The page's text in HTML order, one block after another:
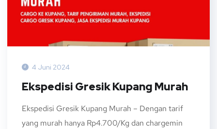
4 Juni 2024
Ekspedisi Gresik Kupang Murah
Ekspedisi Gresik Kupang Murah – Dengan tarif
yang murah hanya Rp4.700/Kg dan chargemin